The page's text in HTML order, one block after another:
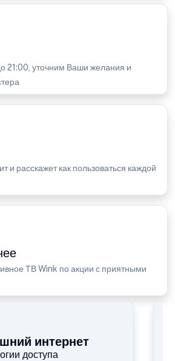
21:00, уточним Ваши желания и
и расскажет как пользоваться каждой
ТВ Wink по акции с приятными
интернет
доступа